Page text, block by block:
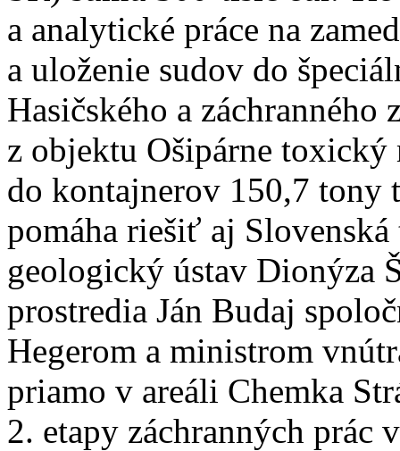
a analytické práce na
a uloženie sudov do
Hasičského a
z objektu Ošipárne toxický
do kontajnerov 150,7 tony
pomáha riešiť aj
geologický ústav Dionýza
prostredia Ján Budaj
Hegerom a ministrom
priamo v areáli Chemka
2. etapy záchranných prác